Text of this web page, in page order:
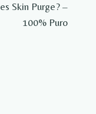
Skin Purge? –
100% Puro